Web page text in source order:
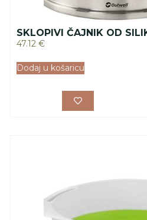
SKLOPIVI ČAJNIK OD
47.12 €
Dodaj u košaricu